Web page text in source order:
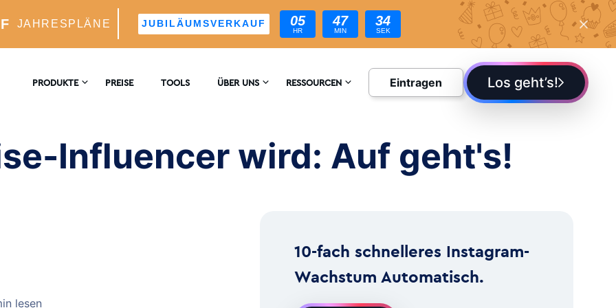
JAHRESPLÄNE JUBILÄUMSVERKAUF 05
HR
47
MIN
32
SEK
PRODUKTE
KI-Gesteuerter Wachstumsmotor
PREISE TOOLS ÜBER UNS RESSOURCEN
BLOG
Eintragen Los geht’s!
Influencer wird: Auf geht's!
lesen
10-fach schnelleres Instagram-
Wachstum Automatisch.